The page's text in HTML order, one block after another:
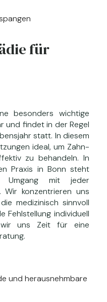
für
besonders wichtige
und findet in der Regel
statt. In diesem
ideal, um Zahn-
zu behandeln. In
Praxis in Bonn steht
Umgang mit jeder
Wir konzentrieren uns
medizinisch sinnvoll
Fehlstellung individuell
uns Zeit für eine
und herausnehmbare